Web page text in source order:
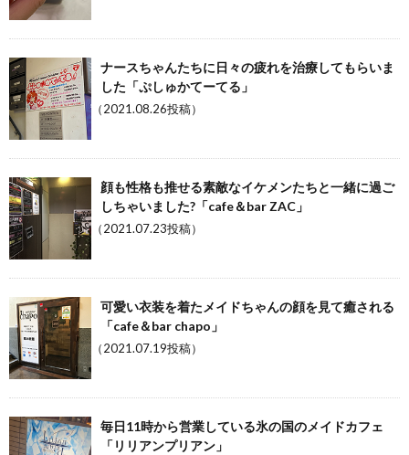
ナースちゃんたちに日々の疲れを治療してもらいま
した「ぷしゅかてーてる」
（2021.08.26投稿）
顔も性格も推せる素敵なイケメンたちと一緒に過ご
しちゃいました?「cafe＆bar ZAC」
（2021.07.23投稿）
可愛い衣装を着たメイドちゃんの顔を見て癒される
「cafe＆bar chapo」
（2021.07.19投稿）
毎日11時から営業している氷の国のメイドカフェ
「リリアンプリアン」